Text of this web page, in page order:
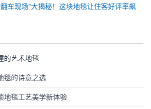
车现场"大揭秘！这块地毯让住客好评率飙
的艺术地毯
毯的诗意之选
地毯工艺美学新体验